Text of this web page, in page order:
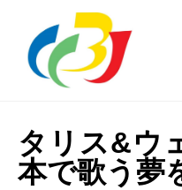
タリス&ウ
本で歌う夢